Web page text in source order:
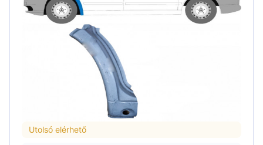
Utolsó elérhető